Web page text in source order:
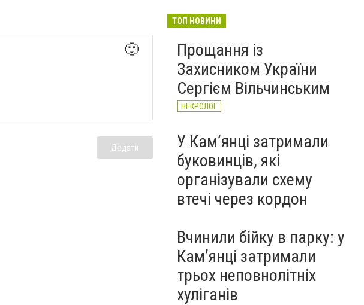
🙂
Додати
ТОП НОВИНИ
Прощання із
Захисником України
Сергієм Вільчинським
НЕКРОЛОГ
У Кам’янці затримали
буковинців, які
організували схему
втечі через кордон
Вчинили бійку в парку: у
Кам’янці затримали
трьох неповнолітніх
хуліганів